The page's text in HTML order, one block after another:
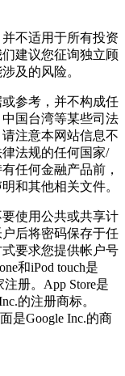
不适用于所有投资
建议您征询独立顾
及的风险。
参考，并不构成任
国台湾等某些司法
注意本网站信息不
法规的任何国家/
任何金融产品前，
和其他相关文件。
使用公共或共享计
后将密码保存于任
要求您提供帐户号
和iPod touch是
册。App Store是
的注册商标。
是Google Inc.的商